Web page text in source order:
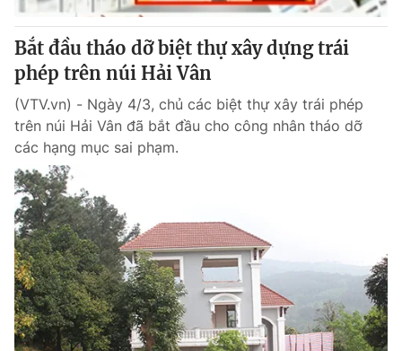
VTV4 Vươn mình bằng AI
VTV9 VTV8
Liên hệ tòa soạn English
THỜI BÁO VTV
Theo dõi báo trên
Cơ quan chủ quản:Đài Truyền hình Việt Nam
Cơ quan báo chí:Thời báo VTV
Bắt đầu tháo dỡ biệt thự xây dựng trái
phép trên núi Hải Vân
(VTV.vn) - Ngày 4/3, chủ các biệt thự xây trái phép
trên núi Hải Vân đã bắt đầu cho công nhân tháo dỡ
các hạng mục sai phạm.